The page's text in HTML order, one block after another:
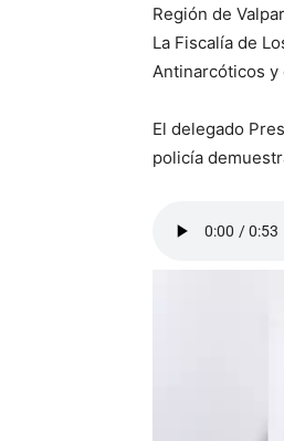
Región de
La Fiscalía de
Antinarcóticos y
El delegado
policía